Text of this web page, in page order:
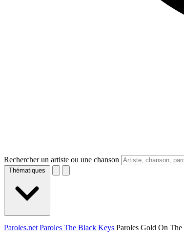
Rechercher un artiste ou une chanson
Thématiques
Paroles.net Paroles The Black Keys Paroles Gold On